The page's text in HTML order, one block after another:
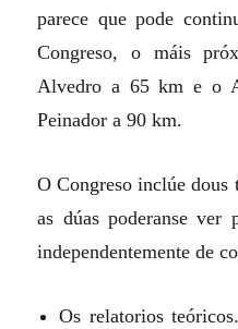
parece que pode
Congreso, o máis
Alvedro a 65 km e o
Peinador a 90 km.
O Congreso inclúe dous
as dúas poderanse ver
independentemente de
Os relatorios